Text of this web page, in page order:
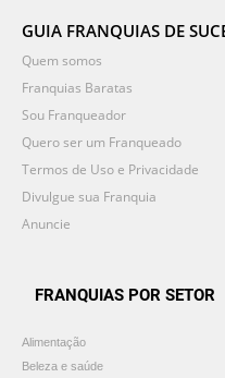
GUIA FRANQUIAS DE
Quem somos
Franquias Baratas
Sou Franqueador
Quero ser um Franqueado
Termos de Uso e Privacidade
Divulgue sua Franquia
Anuncie
FRANQUIAS POR SETOR
Alimentação
Beleza e saúde